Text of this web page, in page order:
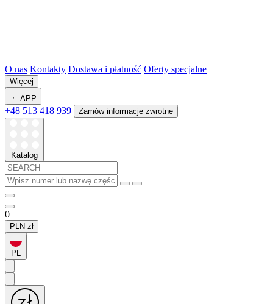
O nas Kontakty Dostawa i płatność Oferty specjalne
Więcej
APP
+48 513 418 939 Zamów informacje zwrotne
Katalog
0
PLN zł
PL